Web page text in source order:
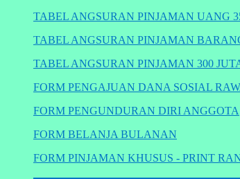
TABEL ANGSURAN PINJAMAN UANG
TABEL ANGSURAN PINJAMAN
TABEL ANGSURAN PINJAMAN 300
FORM PENGAJUAN DANA SOSIAL
FORM PENGUNDURAN DIRI ANGGOTA
FORM BELANJA BULANAN
FORM PINJAMAN KHUSUS - PRINT